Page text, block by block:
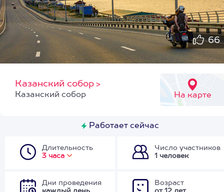
66
Казанский собор >
На карте
Казанский собор
Работает сейчас
Длительность
3 часа
Число участников
1 человек
Дни проведения
Возраст